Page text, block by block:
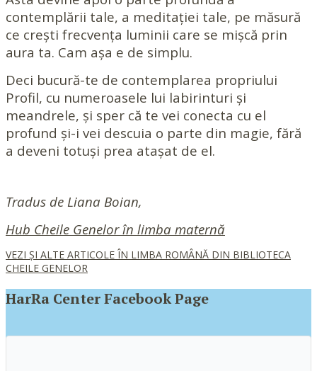
contemplării tale, a meditației tale, pe măsură
ce crești frecvența luminii care se mișcă prin
aura ta. Cam așa e de simplu.
Deci bucură-te de contemplarea propriului
Profil, cu numeroasele lui labirinturi și
meandrele, și sper că te vei conecta cu el
profund și-i vei descuia o parte din magie, fără
a deveni totuși prea atașat de el.
Tradus de Liana Boian,
Hub Cheile Genelor în limba maternă
VEZI ȘI ALTE ARTICOLE ÎN LIMBA ROMÂNĂ DIN BIBLIOTECA
CHEILE GENELOR
HarRa Center Facebook Page